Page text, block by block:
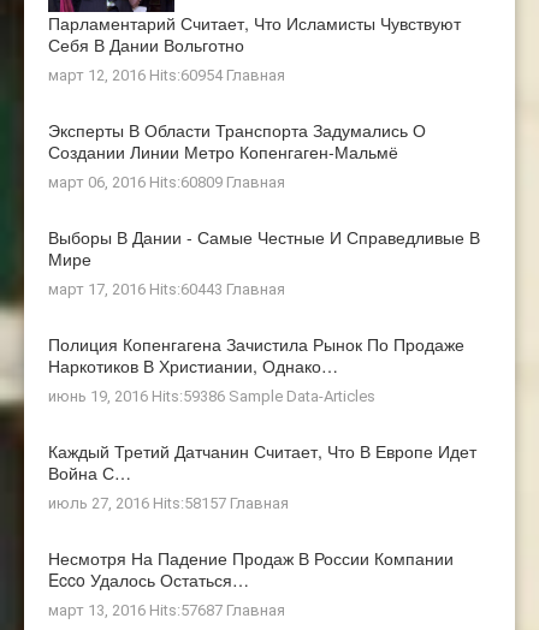
Парламентарий Считает, Что Исламисты Чувствуют
Себя В Дании Вольготно
март 12, 2016 Hits:60954 Главная
Эксперты В Области Транспорта Задумались О
Создании Линии Метро Копенгаген-Мальмё
март 06, 2016 Hits:60809 Главная
Выборы В Дании - Самые Честные И Справедливые В
Мире
март 17, 2016 Hits:60443 Главная
Полиция Копенгагена Зачистила Рынок По Продаже
Наркотиков В Христиании, Однако…
июнь 19, 2016 Hits:59386 Sample Data-Articles
Каждый Третий Датчанин Считает, Что В Европе Идет
Война С…
июль 27, 2016 Hits:58157 Главная
Несмотря На Падение Продаж В России Компании
Ecco Удалось Остаться…
март 13, 2016 Hits:57687 Главная